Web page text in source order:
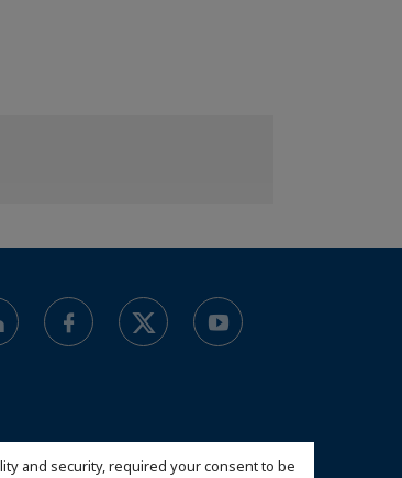
and security, required your consent to be